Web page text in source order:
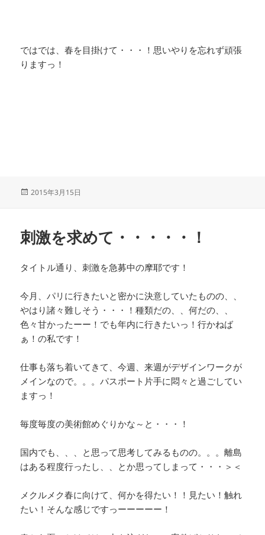
ではでは、春を目掛けて・・・！思いやりを忘れず頑張
りますっ！
投
2015年3月15日
刺激を求めて・・・・・！
タイトル通り、刺激を急募中の摩耶です！
今月、パリに行きたいと密かに決意していたものの、、
やはり諸々難しそう・・・！種類だの、、何だの、、
色々甘かったーー！でも年内に行きたいっ！行かねば
ぁ！の私です！
仕事も落ち着いてきて、今週、来週がデザインワークが
メインなので。。。パスポート片手に悶々と過ごしてい
ますっ！
毎度毎度の美術館めぐりかな～と・・・！
国内でも、、、と思って思考してみるものの。。。離島
はある程度行ったし、、とか思ってしまって・・・＞＜
メクルメク春に向けて、何かを得たい！！見たい！触れ
たい！そんな感じですっーーーーー！